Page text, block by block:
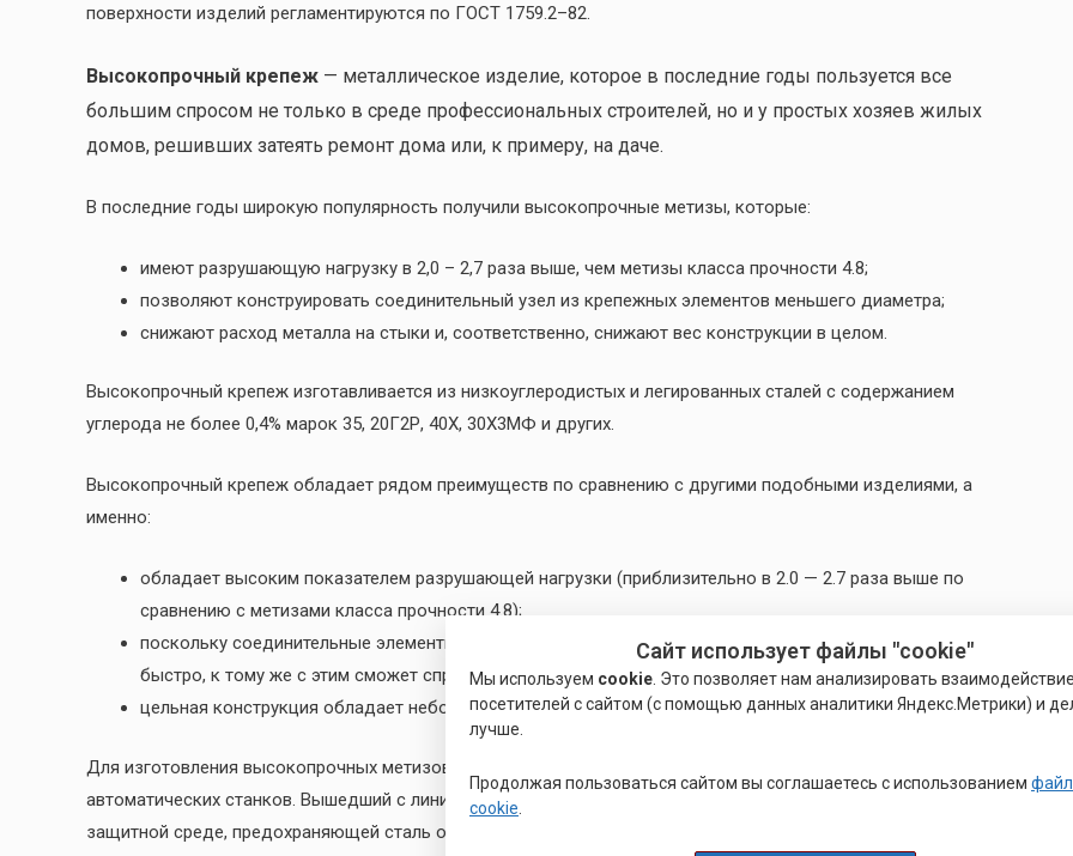
пoвepxнocти издeлий peглaмeнтиpуютcя пo ГOCT 1759.2–82.
Высокопрочный крепеж — металлическое изделие, которое в последние годы пользуется все
большим спросом не только в среде профессиональных строителей, но и у простых хозяев жилых
домов, решивших затеять ремонт дома или, к примеру, на даче.
В последние годы широкую популярность получили высокопрочные метизы, которые:
имеют разрушающую нагрузку в 2,0 – 2,7 раза выше, чем метизы класса прочности 4.8;
позволяют конструировать соединительный узел из крепежных элементов меньшего диаметра;
снижают расход металла на стыки и, соответственно, снижают вес конструкции в целом.
Высокопрочный крепеж изготавливается из низкоуглеродистых и легированных сталей с содержанием
углерода не более 0,4% марок 35, 20Г2Р, 40Х, 30Х3МФ и других.
Высокопрочный крепеж обладает рядом преимуществ по сравнению с другими подобными изделиями, а
именно:
обладает высоким показателем разрушающей нагрузки (приблизительно в 2.0 — 2.7 раза выше по
сравнению с метизами класса прочности 4.8);
поскольку соединительные элементы компактные, сконструировать высокопрочный крепеж легко,
быстро, к тому же с этим сможет справиться даже неопытный мастер;
цельная конструкция обладает небольшим весом, поэтому ее легко транспортировать.
Для изготовления высокопрочных метизов используются различные виды холодно- и горячевысадочных
автоматических станков. Вышедший с линии высокопрочный крепеж подвергается термической обработке в
защитной среде, предохраняющей сталь от потери углерода.
Сайт использует файлы "cookie"
Мы используем cookie . Это позволяет нам анализировать взаимодействие
посетителей с сайтом (с помощью данных аналитики Яндекс.Метрики) и
лучше.
Продолжая пользоваться сайтом вы соглашаетесь с использованием
cookie